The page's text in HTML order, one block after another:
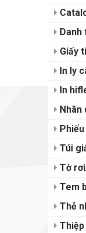
Danh
Giấy
In ly
In
Túi
Tờ
Tem
Thẻ